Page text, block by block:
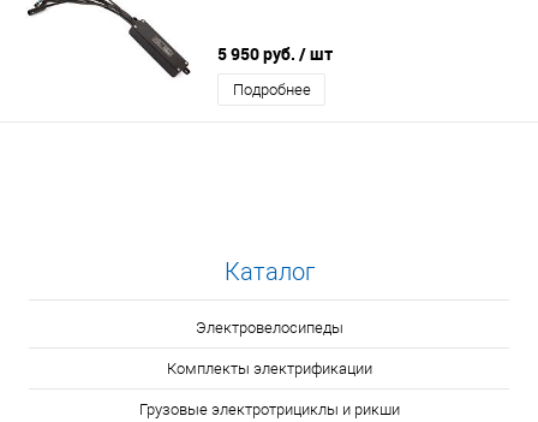
5 950 руб. / шт
Подробнее
Каталог
Электровелосипеды
Комплекты электрификации
Грузовые электротрициклы и рикши